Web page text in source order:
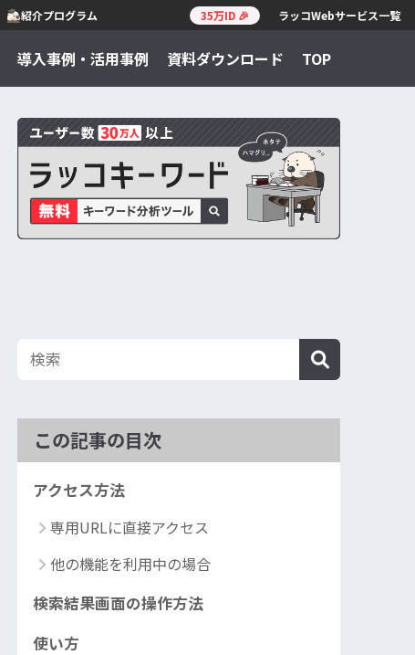
紹介プログラム 35万ID 🎉 ラッコWebサービス一覧
導入事例・活用事例 資料ダウンロード TOP
この記事の目次
アクセス方法
専用URLに直接アクセス
他の機能を利用中の場合
検索結果画面の操作方法
使い方